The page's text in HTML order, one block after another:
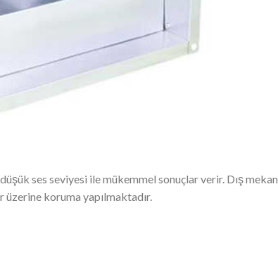
ses seviyesi ile mükemmel sonuçlar verir. Dış mekan
koruma yapılmaktadır.